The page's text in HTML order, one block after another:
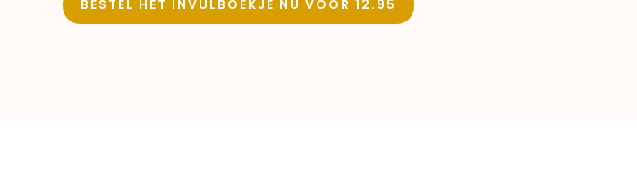
BESTEL HET INVULBOEKJE NU VOOR 12.95